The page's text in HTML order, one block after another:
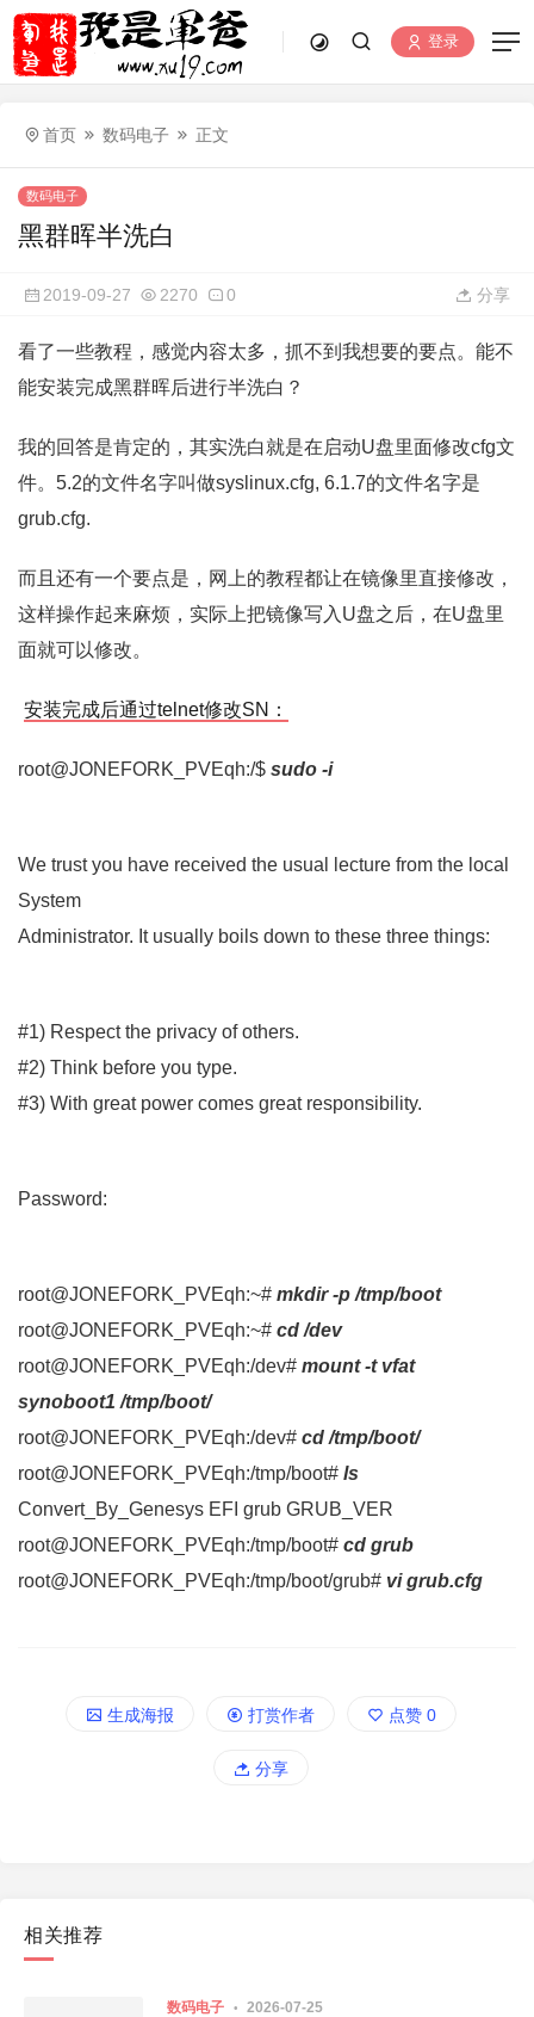
登录
首页 数码电子 正文
数码电子
黑群晖半洗白
2019-09-27 2270 0 分享
看了一些教程，感觉内容太多，抓不到我想要的要点。能不
能安装完成黑群晖后进行半洗白？
我的回答是肯定的，其实洗白就是在启动U盘里面修改cfg文
件。5.2的文件名字叫做syslinux.cfg, 6.1.7的文件名字是
grub.cfg.
而且还有一个要点是，网上的教程都让在镜像里直接修改，
这样操作起来麻烦，实际上把镜像写入U盘之后，在U盘里
面就可以修改。
安装完成后通过telnet修改SN：
root@JONEFORK_PVEqh:/$ sudo -i
We trust you have received the usual lecture from the local
System
Administrator. It usually boils down to these three things:
#1) Respect the privacy of others.
#2) Think before you type.
#3) With great power comes great responsibility.
Password:
root@JONEFORK_PVEqh:~# mkdir -p /tmp/boot
root@JONEFORK_PVEqh:~# cd /dev
root@JONEFORK_PVEqh:/dev# mount -t vfat
synoboot1 /tmp/boot/
root@JONEFORK_PVEqh:/dev# cd /tmp/boot/
root@JONEFORK_PVEqh:/tmp/boot# ls
Convert_By_Genesys EFI grub GRUB_VER
root@JONEFORK_PVEqh:/tmp/boot# cd grub
root@JONEFORK_PVEqh:/tmp/boot/grub# vi grub.cfg
生成海报 打赏作者 点赞 0
分享
相关推荐
数码电子 2026-07-25